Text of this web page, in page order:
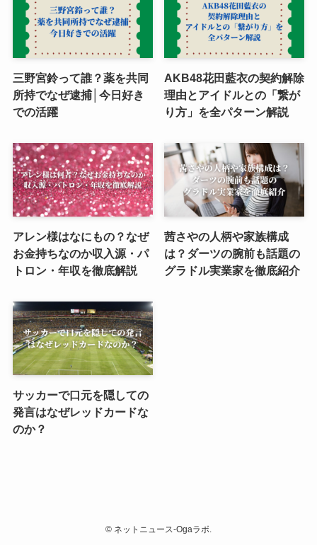
三野宮鈴って誰？薬を共同
所持でなぜ逮捕│今日好き
での活躍
AKB48花田藍衣の契約解除
理由とアイドルとの「繋が
り方」を全パターン解説
アレン様はなにもの？なぜ
お金持ちなのか収入源・パ
トロン・年収を徹底解説
茜さやの人柄や家族構成
は？ダーツの腕前も話題の
グラドル実業家を徹底紹介
サッカーで口元を隠しての
発言はなぜレッドカードな
のか？
© ネットニュース-Ogaラボ.